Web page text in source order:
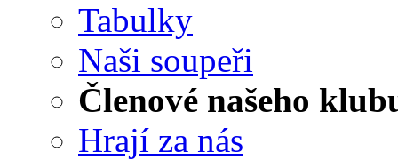
Tabulky
Naši soupeři
Členové našeho
Hrají za nás